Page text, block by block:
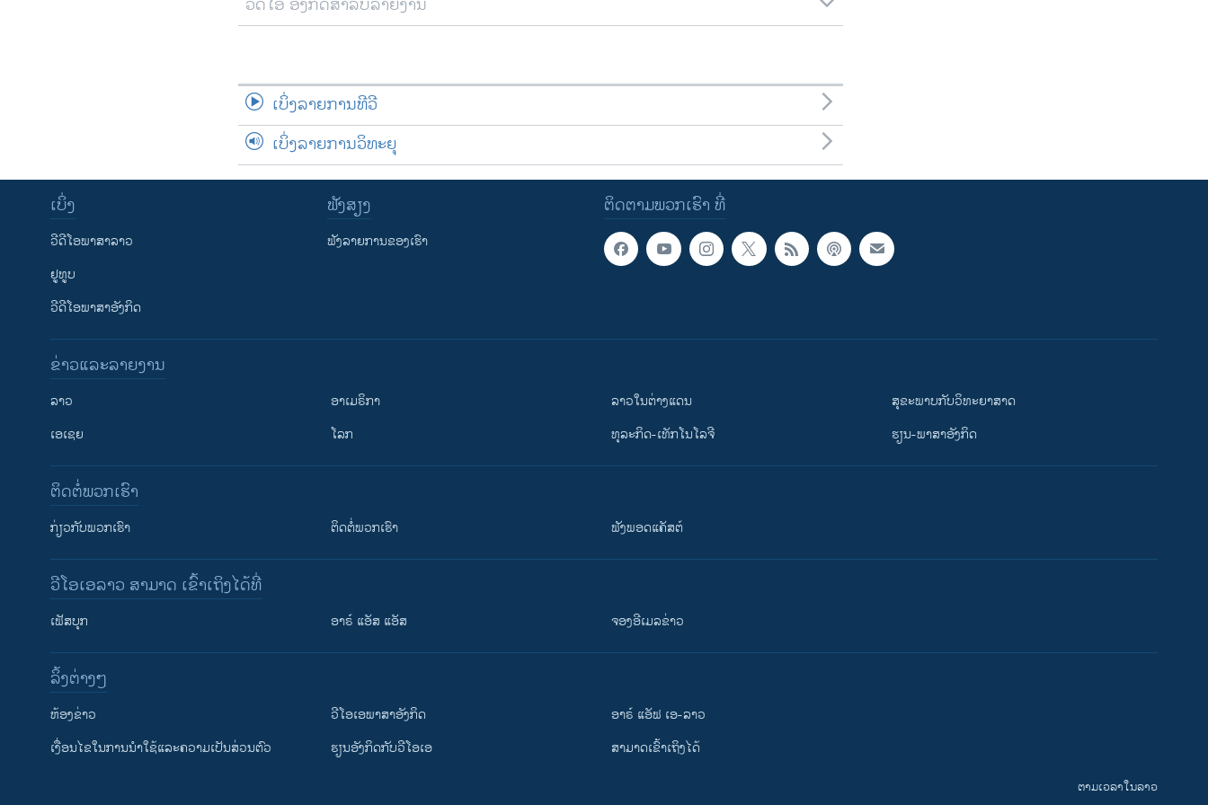
ຕິດຕາມພວກເຮົາ ທີ່
ເບິ່ງລາຍການທີວີ
ເບິ່ງລາຍການວິທະຍຸ
ຕິດຕາມພວກເຮົາ ທີ່
ເບິ່ງ
ວີດີໂອພາສາລາວ
ຢູທູບ
ວີດີໂອພາສາອັງກິດ
ຟັງສຽງ
ຟັງລາຍການຂອງເຮົາ
ຂ່າວແລະລາຍງານ
ລາວ
ເອເຊຍ
ອາເມຣິກາ
ໂລກ
ລາວໃນຕ່າງແດນ
ທຸລະກິດ-ເທັກໂນໂລຈີ
ສຸຂະພາບກັບວິທະຍາສາດ
ຮຽນ-ພາສາອັງກິດ
ຕິດຕໍ່ພວກເຮົາ
ກ່ຽວກັບພວກເຮົາ ຕິດຕໍ່ພວກເຮົາ ຟັງພອດແຄັສຕ໌
ວີໂອເອລາວ ສາມາດ ເຂົ້າເຖິງໄດ້ທີ່
ເຟັສບຸກ ອາຣ໌ ແອັສ ແອັສ ຈອງອີເມລຂ່າວ
​ລິ້ງ​ຕ່າງໆ
​ຫ້ອງ​ຂ່າວ
​ເງື່ອນ​ໄຂ​ໃນ​ການ​ນຳ​ໃຊ້​ແລະຄວາມ​ເປັນ​ສ່​ວນ​ຕົວ
ວີ​ໂອ​ເອ​ພາ​ສາ​ອັງ​ກິດ
​ຮຽນ​ອັງ​ກິດ​ກັບ​ວີ​ໂອ​ເອ
ອາຣ໌ ແອັຟ ເອ-ລາວ
ສາມາດເຂົ້າເຖິງໄດ້
ຕາມເວລາໃນລາວ